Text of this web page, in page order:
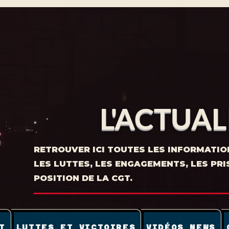
RETROUVER ICI TOUTES LES
LES LUTTES, LES ENGAGEMENTS, LES
POSITION DE LA CGT.